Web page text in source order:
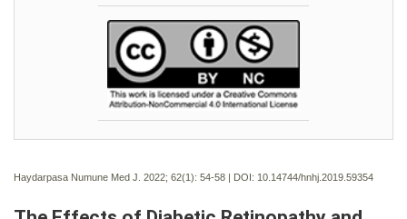
Haydarpasa Numune Med J. 2022; 62(1): 54-58 | DOI: 10.14744/hnhj.2019.59354